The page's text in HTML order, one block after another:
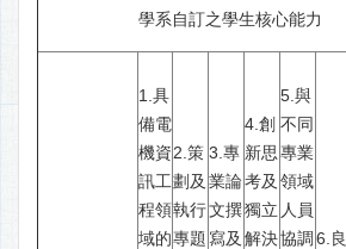
學系自訂之學生核心能力
1.具
備電
機資
訊工
程領
域的
2.策
劃及
執行
專題
3.專
業論
文撰
寫及
4.創
新思
考及
獨立
解決
5.與
不同
專業
領域
人員
協調 6.良